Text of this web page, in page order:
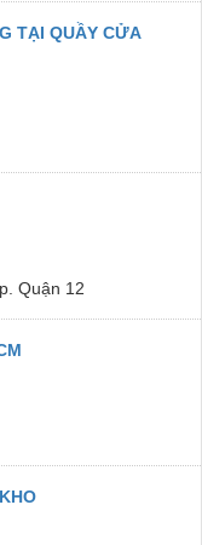
TẠI QUẦY CỬA
Quận 12